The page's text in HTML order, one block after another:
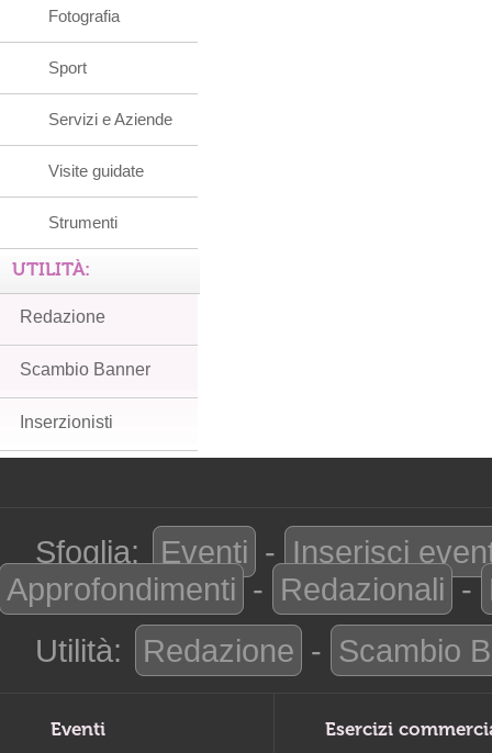
Fotografia
Sport
Servizi e Aziende
Visite guidate
Strumenti
UTILITÀ:
Redazione
Scambio Banner
Inserzionisti
Sfoglia: Eventi - Inserisci
Approfondimenti - Redazionali -
Utilità:
Redazione - Scambio
Eventi Esercizi